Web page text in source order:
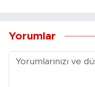
Yorumlar